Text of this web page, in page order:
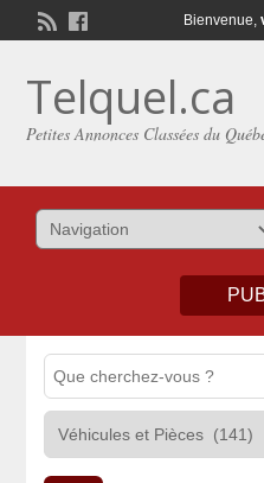
Bienvenue,
Telquel.ca
Petites Annonces Classées du